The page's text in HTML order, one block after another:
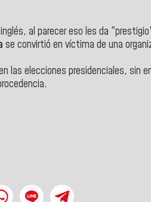
al parecer eso les da
se convirtió en víctima de una
las elecciones presidenciales, sin